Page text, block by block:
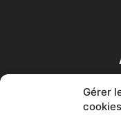
Gérer
cookies